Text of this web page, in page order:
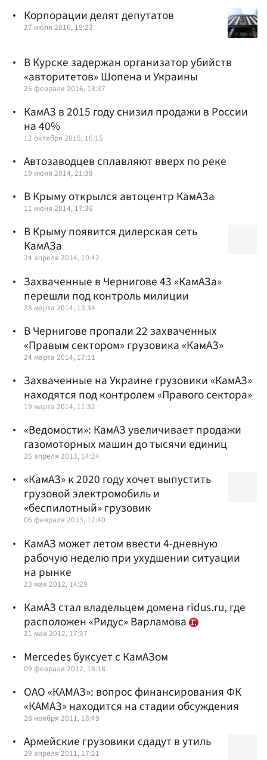
Корпорации делят депутатов
27 июля 2016, 19:23
В Курске задержан организатор убийств
«авторитетов» Шопена и Украины
25 февраля 2016, 13:37
КамАЗ в 2015 году снизил продажи в России
на 40%
12 октября 2015, 16:15
Автозаводцев сплавляют вверх по реке
19 июня 2014, 21:38
В Крыму открылся автоцентр КамАЗа
11 июня 2014, 17:36
В Крыму появится дилерская сеть
КамАЗа
24 апреля 2014, 10:42
Захваченные в Чернигове 43 «КамАЗа»
перешли под контроль милиции
28 марта 2014, 13:34
В Чернигове пропали 22 захваченных
«Правым сектором» грузовика «КамАЗ»
24 марта 2014, 17:11
Захваченные на Украине грузовики «КамАЗ»
находятся под контролем «Правого сектора»
19 марта 2014, 11:32
«Ведомости»: КамАЗ увеличивает продажи
газомоторных машин до тысячи единиц
26 апреля 2013, 14:24
«КамАЗ» к 2020 году хочет выпустить
грузовой электромобиль и
«беспилотный» грузовик
06 февраля 2013, 12:40
КамАЗ может летом ввести 4-дневную
рабочую неделю при ухудшении ситуации
на рынке
23 мая 2012, 14:29
КамАЗ стал владельцем домена ridus.ru, где
расположен «Ридус» Варламова
21 мая 2012, 17:37
Mercedes буксует с КамАЗом
09 февраля 2012, 18:18
ОАО «КАМАЗ»: вопрос финансирования ФК
«КАМАЗ» находится на стадии обсуждения
28 ноября 2011, 18:49
Армейские грузовики сдадут в утиль
29 апреля 2011, 17:21